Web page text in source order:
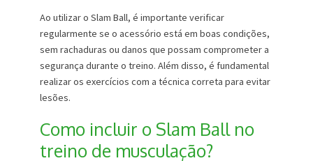
Ao utilizar o Slam Ball, é importante verificar
regularmente se o acessório está em boas condições,
sem rachaduras ou danos que possam comprometer a
segurança durante o treino. Além disso, é fundamental
realizar os exercícios com a técnica correta para evitar
lesões.
Como incluir o Slam Ball no
treino de musculação?